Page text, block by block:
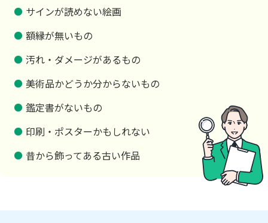
サインが読めない絵画
額縁が無いもの
汚れ・ダメージがあるもの
美術品かどうか分からないもの
鑑定書がないもの
印刷・ポスターかもしれない
昔から飾ってある古い作品